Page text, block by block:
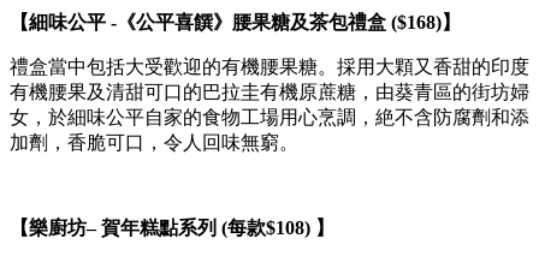
【細味公平 -《公平喜饌》腰果糖及茶包禮盒 ($168)】
禮盒當中包括大受歡迎的有機腰果糖。採用大顆又香甜的印度
有機腰果及清甜可口的巴拉圭有機原蔗糖，由葵青區的街坊婦
女，於細味公平自家的食物工場用心烹調，絶不含防腐劑和添
加劑，香脆可口，令人回味無窮。
【樂廚坊– 賀年糕點系列 (每款$108) 】